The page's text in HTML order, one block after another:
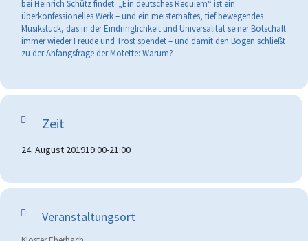
bei Heinrich Schütz findet. „Ein deutsches Requiem“ ist ein
überkonfessionelles Werk – und ein meisterhaftes, tief bewegendes
Musikstück, das in der Eindringlichkeit und Universalität seiner Botschaft
immer wieder Freude und Trost spendet – und damit den Bogen schließt
zu der Anfangsfrage der Motette: Warum?
Zeit
24. August 201919:00-21:00
Veranstaltungsort